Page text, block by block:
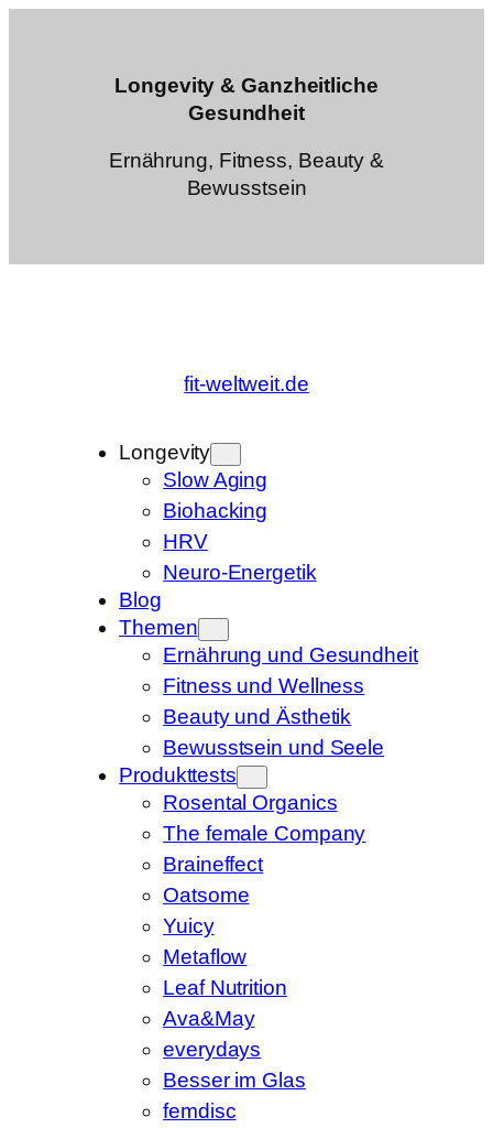
Longevity & Ganzheitliche
Gesundheit
Ernährung, Fitness, Beauty &
Bewusstsein
fit-weltweit.de
Longevity
Slow Aging
Biohacking
HRV
Neuro-Energetik
Blog
Themen
Ernährung und Gesundheit
Fitness und Wellness
Beauty und Ästhetik
Bewusstsein und Seele
Produkttests
Rosental Organics
The female Company
Braineffect
Oatsome
Yuicy
Metaflow
Leaf Nutrition
Ava&May
everydays
Besser im Glas
femdisc